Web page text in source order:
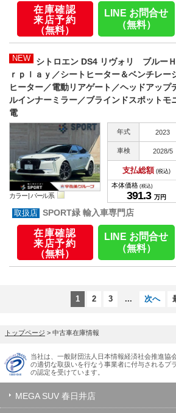
在庫確認
来店予約
（無料）
LINE お問合せ
（無料）
NEW
シトロエン DS4 リヴォリ ブルー
ｒｐｌａｙ／シートヒーター＆ベンチレー
ヒーター／電動リアゲート／ヘッドアップ
ルインナーミラー／ブラインドスポットモ
電
カラー | パール系
年式 2023
車検 2028/5
支払総額 (税込)
本体価格 (税込)
391.3 万円
SPORT緑 輸入車専門店
在庫確認
来店予約
（無料）
LINE お問合せ
（無料）
1 2 3 ... 次へ
トップページ > 中古車在庫情報
当社は、一般財団法人日本情報経済社会推進協
の適切な取扱いを行なう事業者に付与されるプ
の認定を受けています。
MEGA SUV 春日井店